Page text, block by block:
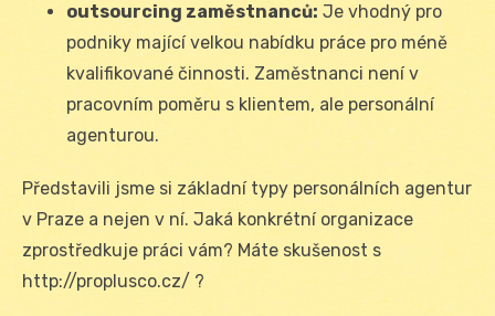
outsourcing zaměstnanců: Je vhodný pro
podniky mající velkou nabídku práce pro méně
kvalifikované činnosti. Zaměstnanci není v
pracovním poměru s klientem, ale personální
agenturou.
Představili jsme si základní typy personálních agentur
v Praze a nejen v ní. Jaká konkrétní organizace
zprostředkuje práci vám? Máte skušenost s
http://proplusco.cz/ ?